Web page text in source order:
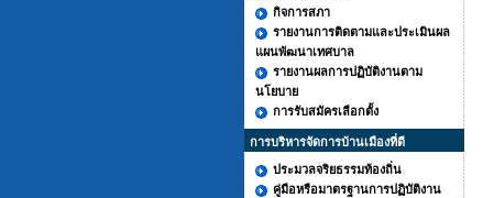
กิจการสภา
รายงานการติดตามและประเมินผล
แผนพัฒนาเทศบาล
รายงานผลการปฏิบัติงานตาม
นโยบาย
การรับสมัครเลือกตั้ง
การบริหารจัดการบ้านเมืองที่ดี
ประมวลจริยธรรมท้องถิ่น
คู่มือหรือมาตรฐานการปฏิบัติงาน